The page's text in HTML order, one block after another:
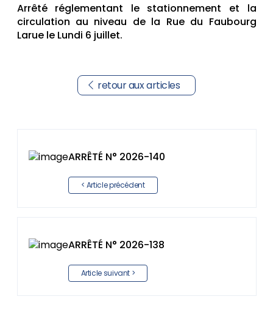
Arrêté réglementant le stationnement et la
circulation au niveau de la Rue du Faubourg
Larue le Lundi 6 juillet.
retour aux articles
ARRÊTÉ N° 2026-140
< Article précédent
ARRÊTÉ N° 2026-138
Article suivant >